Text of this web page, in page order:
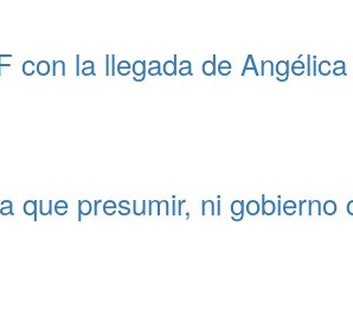
con la llegada de
que presumir, ni gobierno